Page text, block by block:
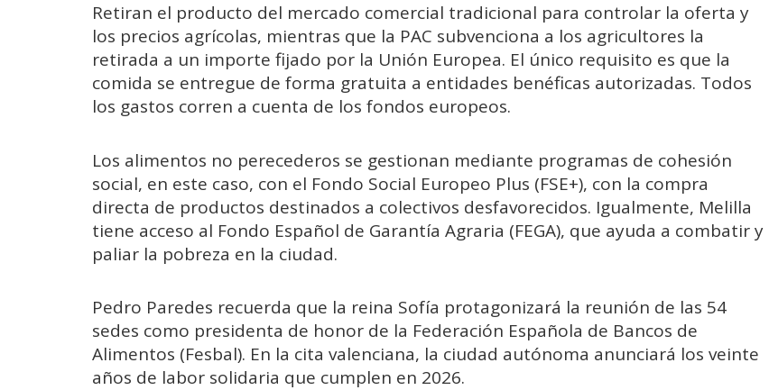
Retiran el producto del mercado comercial tradicional para controlar la oferta y
los precios agrícolas, mientras que la PAC subvenciona a los agricultores la
retirada a un importe fijado por la Unión Europea. El único requisito es que la
comida se entregue de forma gratuita a entidades benéficas autorizadas. Todos
los gastos corren a cuenta de los fondos europeos.
Los alimentos no perecederos se gestionan mediante programas de cohesión
social, en este caso, con el Fondo Social Europeo Plus (FSE+), con la compra
directa de productos destinados a colectivos desfavorecidos. Igualmente, Melilla
tiene acceso al Fondo Español de Garantía Agraria (FEGA), que ayuda a combatir y
paliar la pobreza en la ciudad.
Pedro Paredes recuerda que la reina Sofía protagonizará la reunión de las 54
sedes como presidenta de honor de la Federación Española de Bancos de
Alimentos (Fesbal). En la cita valenciana, la ciudad autónoma anunciará los veinte
años de labor solidaria que cumplen en 2026.